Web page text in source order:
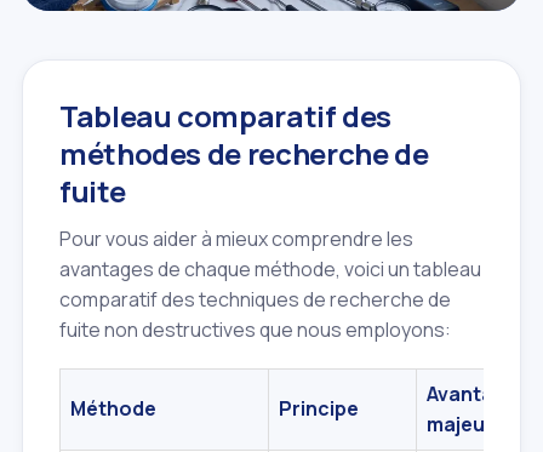
Tableau comparatif des
méthodes de recherche de
fuite
Pour vous aider à mieux comprendre les
avantages de chaque méthode, voici un tableau
comparatif des techniques de recherche de
fuite non destructives que nous employons:
Méthode Principe
Avantages
majeurs